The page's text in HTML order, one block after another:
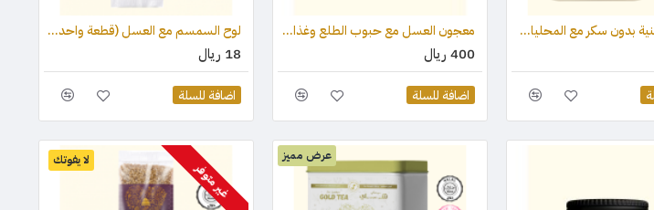
حلاوة طحينية بدون سكر مع المحليات (ستيفيا) والكاكاو 450 جرام معجون العسل مع حبوب الطلع وغذاء ملكات النحل والعكبر 210 جرام
400 ريال
اضافة للسلة
لوح السمسم مع العسل (قطعة واحدة ) 75 جرام
18 ريال
اضافة للسلة
عرض مميز لا يفوتك
غير متوفر